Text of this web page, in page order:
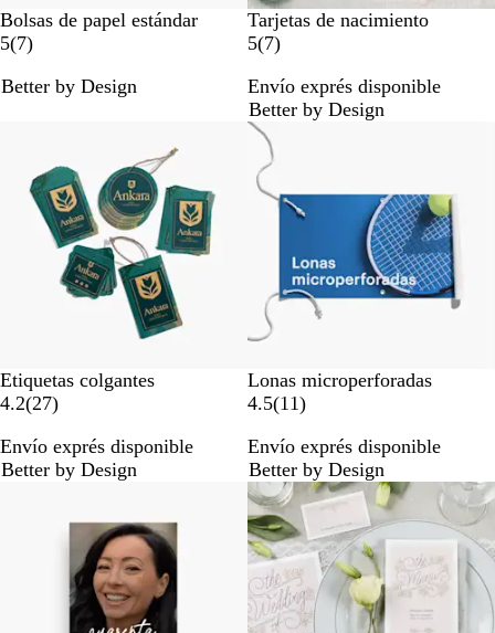
B
r
w
W
h
t
Bolsas de papel estándar
5(77
e
a
s
)
Better by Design
Tarjetas de nacimiento
5(77
e
s
ñ
s
)
Envío exprés disponible
Better by Design
Etiquetas colgantes
4.2(272
r
e
)
Envío exprés disponible
Better by Design
Opciones nuevas
Lonas microperforadas
4.5(111
r
e
s
e
ñ
a
s
)
Envío exprés disponible
Better by Design